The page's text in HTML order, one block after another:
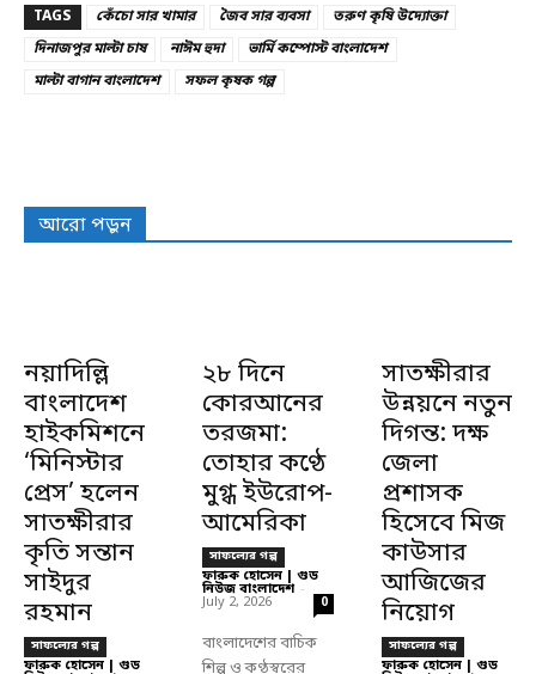
TAGS কেঁচো সার খামার জৈব সার ব্যবসা
তরুণ কৃষি উদ্যোক্তা
দিনাজপুর মাল্টা চাষ
নাঈম হুদা
ভার্মি কম্পোস্ট বাংলাদেশ
মাল্টা বাগান বাংলাদেশ
সফল কৃষক গল্প
আরো পড়ুন
নয়াদিল্লি
বাংলাদেশ
হাইকমিশনে
‘মিনিস্টার
প্রেস’ হলেন
সাতক্ষীরার
কৃতি সন্তান
সাইদুর
রহমান
সাফল্যের গল্প
ফারুক হোসেন | গুড
২৮ দিনে
কোরআনের
তরজমা:
তোহার কণ্ঠে
মুগ্ধ ইউরোপ-
আমেরিকা
সাফল্যের গল্প
ফারুক হোসেন | গুড
নিউজ বাংলাদেশ -
July 2, 2026 0
বাংলাদেশের বাচিক
শিল্প ও কণ্ঠস্বরের
সাতক্ষীরার
উন্নয়নে নতুন
দিগন্ত: দক্ষ
জেলা
প্রশাসক
হিসেবে মিজ
কাউসার
আজিজের
নিয়োগ
সাফল্যের গল্প
ফারুক হোসেন | গুড